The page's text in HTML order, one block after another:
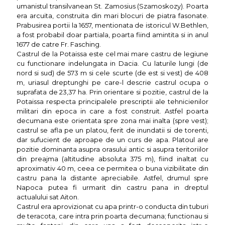
umanistul transilvanean St. Zamosius (Szamoskozy). Poarta
era arcuita, construita din mari blocuri de piatra fasonate.
Prabusirea portii la 1657, mentionata de istoricul W.Bethlen,
a fost probabil doar partiala, poarta fiind amintita si in anul
1677 de catre Fr. Fasching.
Castrul de la Potaissa este cel mai mare castru de legiune
cu functionare indelungata in Dacia. Cu laturile lungi (de
nord si sud) de 573 m si cele scurte (de est si vest) de 408
m, uriasul dreptunghi pe care-l descrie castrul ocupa o
suprafata de 23,37 ha. Prin orientare si pozitie, castrul de la
Potaissa respecta principalele prescriptii ale tehnicienilor
militari din epoca in care a fost construit. Astfel poarta
decumana este orientata spre zona mai inalta (spre vest);
castrul se afla pe un platou, ferit de inundatii si de torenti,
dar sufucient de aproape de un curs de apa. Platoul are
pozitie dominanta asupra orasului antic si asupra teritoriilor
din preajma (altitudine absoluta 375 m), fiind inaltat cu
aproximativ 40 m, ceea ce permitea o buna vizibilitate din
castru pana la distante apreciabile. Astfel, drumul spre
Napoca putea fi urmarit din castru pana in dreptul
actualului sat Aiton.
Castrul era aprovizionat cu apa printr-o conducta din tuburi
de teracota, care intra prin poarta decumana; functionau si